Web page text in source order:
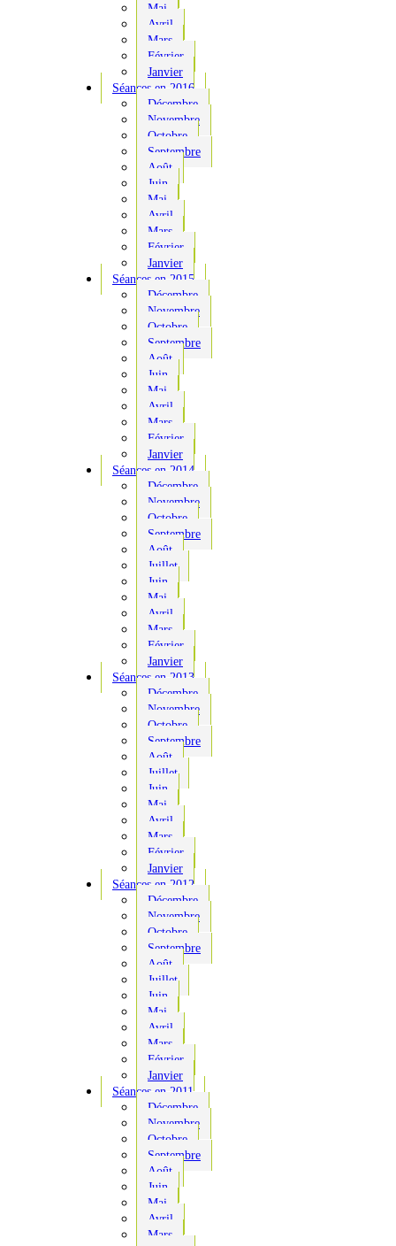
Mai
Avril
Mars
Février
Janvier
Séances en 2016
Décembre
Novembre
Octobre
Septembre
Août
Juin
Mai
Avril
Mars
Février
Janvier
Séances en 2015
Décembre
Novembre
Octobre
Septembre
Août
Juin
Mai
Avril
Mars
Février
Janvier
Séances en 2014
Décembre
Novembre
Octobre
Septembre
Août
Juillet
Juin
Mai
Avril
Mars
Février
Janvier
Séances en 2013
Décembre
Novembre
Octobre
Septembre
Août
Juillet
Juin
Mai
Avril
Mars
Février
Janvier
Séances en 2012
Décembre
Novembre
Octobre
Septembre
Août
Juillet
Juin
Mai
Avril
Mars
Février
Janvier
Séances en 2011
Décembre
Novembre
Octobre
Septembre
Août
Juin
Mai
Avril
Mars